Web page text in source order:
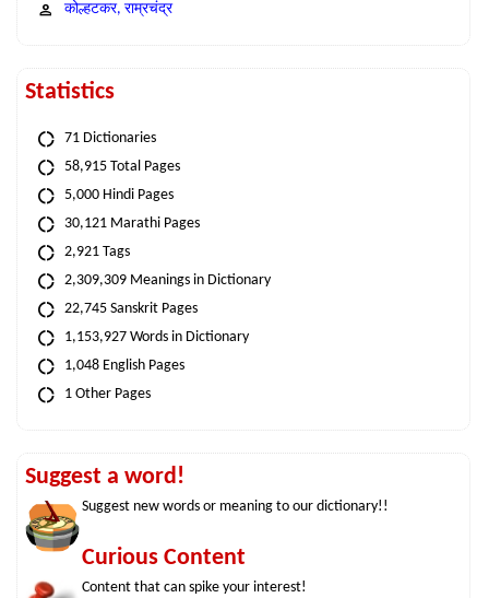
कोल्हटकर, राम्रचंद्र
Statistics
71 Dictionaries
58,915 Total Pages
5,000 Hindi Pages
30,121 Marathi Pages
2,921 Tags
2,309,309 Meanings in Dictionary
22,745 Sanskrit Pages
1,153,927 Words in Dictionary
1,048 English Pages
1 Other Pages
Suggest a word!
Suggest new words or meaning to our dictionary!!
Curious Content
Content that can spike your interest!